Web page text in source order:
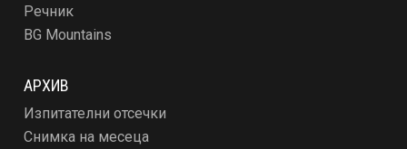
Речник
BG Mountains
АРХИВ
Изпитателни отсечки
Снимка на месеца